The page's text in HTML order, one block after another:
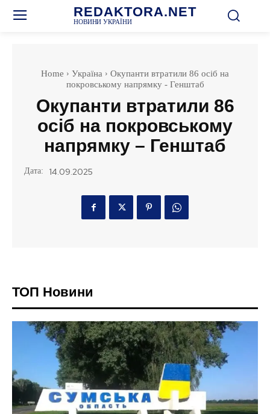
REDAKTORA.NET
НОВИНИ УКРАЇНИ
Home Україна
Окупанти втратили 86 осіб на
покровському напрямку - Генштаб
Окупанти втратили 86
осіб на покровському
напрямку – Генштаб
Дата: 14.09.2025
ТОП Новини